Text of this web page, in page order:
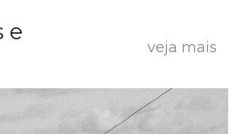
e
veja mais